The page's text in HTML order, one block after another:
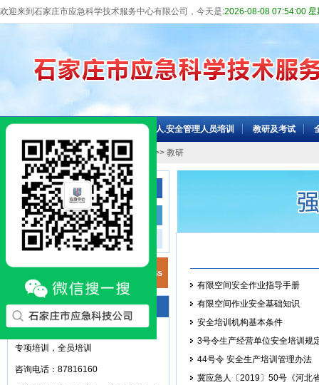
欢迎来到石家庄市应急科学技术服务中心有限公司，今天是:2026-08-08 07:54:00 星
主要负责人.安全管理人员培训 教研及考试
当前位置：网站首页 >> 教研及考试 >> 教研
教研及考试
教研
考试点
咨询电话
高危行业主要负责人和安全管理人员，
专项培训，全员培训
咨询电话：87816160
有限空间安全作业指导手册
有限空间作业安全基础知识
安全培训机构基本条件
3号令生产经营单位安全培训规
44号令 安全生产培训管理办法
冀应急人〔2019〕50号《河北